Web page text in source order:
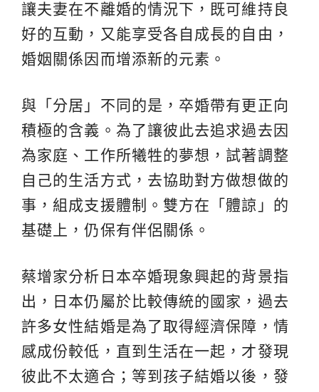
讓夫妻在不離婚的情況下，既可維持良
好的互動，又能享受各自成長的自由，
婚姻關係因而增添新的元素。
與「分居」不同的是，卒婚帶有更正向
積極的含義。為了讓彼此去追求過去因
為家庭、工作所犧牲的夢想，試著調整
自己的生活方式，去協助對方做想做的
事，組成支援體制。雙方在「體諒」的
基礎上，仍保有伴侶關係。
蔡增家分析日本卒婚現象興起的背景指
出，日本仍屬於比較傳統的國家，過去
許多女性結婚是為了取得經濟保障，情
感成份較低，直到生活在一起，才發現
彼此不太適合；等到孩子結婚以後，發